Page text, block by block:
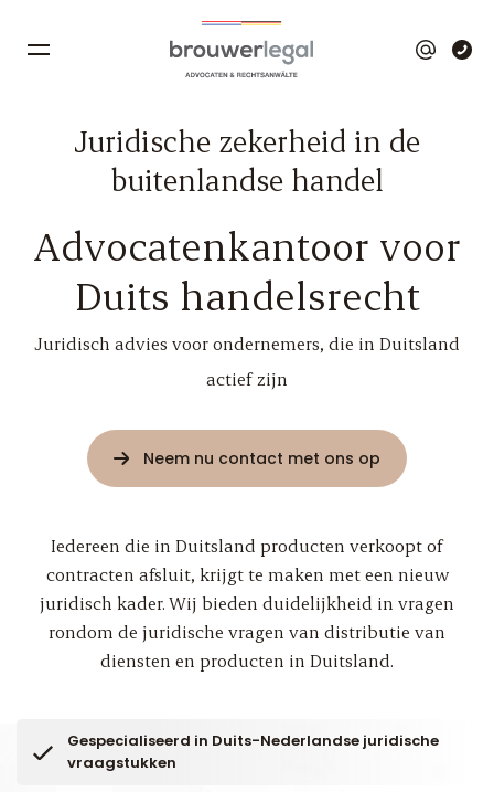
Juridische zekerheid in de
buitenlandse handel
Advocatenkantoor voor
Duits handelsrecht
Juridisch advies voor ondernemers, die in Duitsland
actief zijn
Neem nu contact met ons op
Iedereen die in Duitsland producten verkoopt of
contracten afsluit, krijgt te maken met een nieuw
juridisch kader. Wij bieden duidelijkheid in vragen
rondom de juridische vragen van distributie van
diensten en producten in Duitsland.
Gespecialiseerd in Duits-Nederlandse juridische
vraagstukken